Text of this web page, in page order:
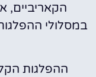
הקאריביים,
במסלולי
ההפלגות